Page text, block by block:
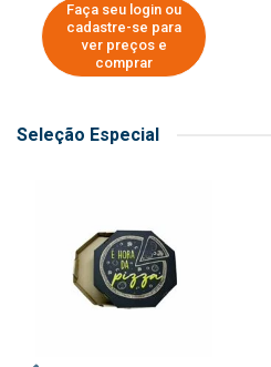
Faça seu login ou
cadastre-se para
ver preços e
comprar
Seleção Especial